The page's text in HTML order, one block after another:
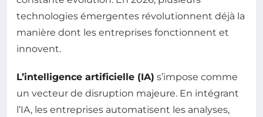
technologies émergentes révolutionnent déjà la
manière dont les entreprises fonctionnent et
innovent.
L’intelligence artificielle (IA) s’impose comme
un vecteur de disruption majeure. En intégrant
l’IA, les entreprises automatisent les analyses,